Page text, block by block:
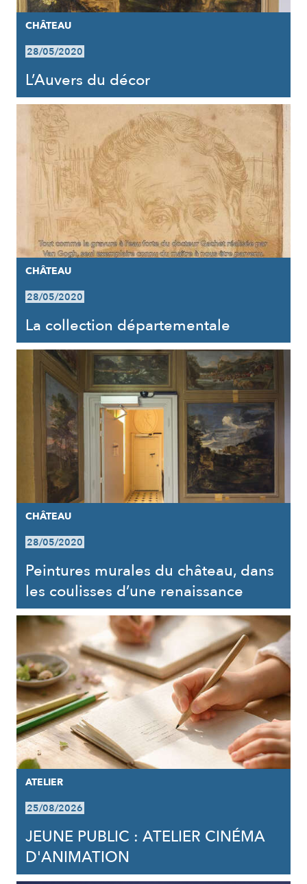
CHÂTEAU
28/05/2020
L’Auvers du décor
CHÂTEAU
28/05/2020
La collection départementale
CHÂTEAU
28/05/2020
Peintures murales du château, dans
les coulisses d’une renaissance
ATELIER
25/08/2026
JEUNE PUBLIC : ATELIER CINÉMA
D'ANIMATION